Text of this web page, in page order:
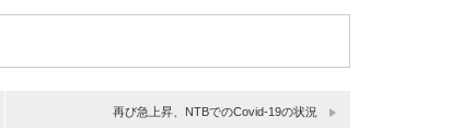
再び急上昇、NTBでのCovid-19の状況